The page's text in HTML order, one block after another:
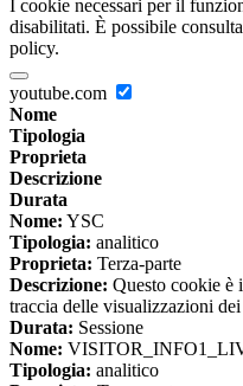
I cookie necessari per il
disabilitati. È possibile
policy.
youtube.com
Nome
Tipologia
Proprieta
Descrizione
Durata
Nome: YSC
Tipologia: analitico
Proprieta: Terza-parte
Descrizione: Questo cookie è
traccia delle visualizzazioni
Durata: Sessione
Nome:
Tipologia: analitico